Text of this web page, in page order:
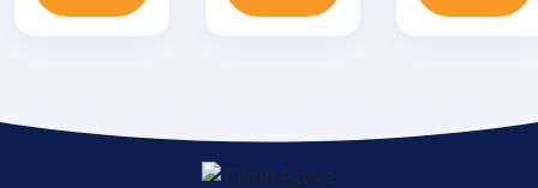
infrarood
infrarood
infrarood